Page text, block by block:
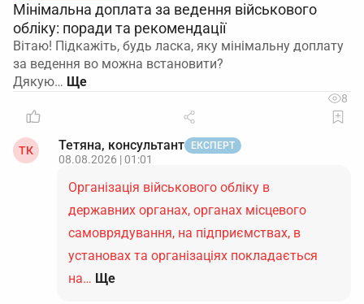
Мінімальна доплата за ведення військового
обліку: поради та рекомендації
Вітаю! Підкажіть, будь ласка, яку мінімальну доплату
за ведення во можна встановити?
Дякую…
8
ТК Тетяна, консультант ЕКСПЕРТ
08.08.2026 | 01:01
Організація військового обліку в
державних органах, органах місцевого
самоврядування, на підприємствах, в
установах та організаціях покладається
на… Ще